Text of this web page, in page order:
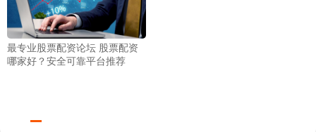
最专业股票配资论坛 股票配资
哪家好？安全可靠平台推荐